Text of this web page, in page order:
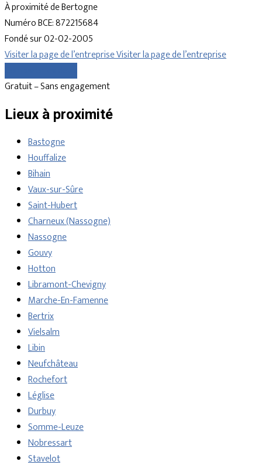
À proximité de Bertogne
Numéro BCE: 872215684
Fondé sur 02-02-2005
Visiter la page de l’entrepriseVisiter la page de l’entreprise
Gratuit – Sans engagement
Lieux à proximité
Bastogne
Houffalize
Bihain
Vaux-sur-Sûre
Saint-Hubert
Charneux (Nassogne)
Nassogne
Gouvy
Hotton
Libramont-Chevigny
Marche-En-Famenne
Bertrix
Vielsalm
Libin
Neufchâteau
Rochefort
Léglise
Durbuy
Somme-Leuze
Nobressart
Stavelot